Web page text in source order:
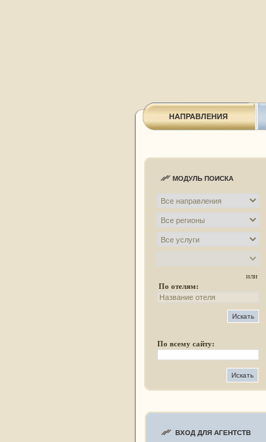
НАПРАВЛЕНИЯ
МОДУЛЬ ПОИСКА
или
По отелям:
По всему сайту:
ВХОД ДЛЯ АГЕНТСТВ